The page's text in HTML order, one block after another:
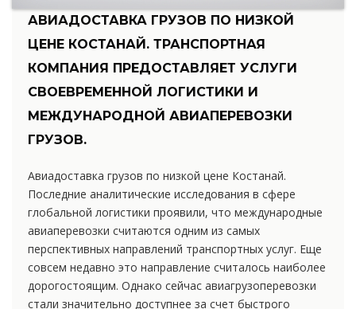
АВИАДОСТАВКА ГРУЗОВ ПО НИЗКОЙ
ЦЕНЕ КОСТАНАЙ. ТРАНСПОРТНАЯ
КОМПАНИЯ ПРЕДОСТАВЛЯЕТ УСЛУГИ
СВОЕВРЕМЕННОЙ ЛОГИСТИКИ И
МЕЖДУНАРОДНОЙ АВИАПЕРЕВОЗКИ
ГРУЗОВ.
Авиадоставка грузов по низкой цене Костанай.
Последние аналитические исследования в сфере
глобальной логистики проявили, что международные
авиаперевозки считаются одним из самых
перспективных направлений транспортных услуг. Еще
совсем недавно это направление считалось наиболее
дорогостоящим. Однако сейчас авиагрузоперевозки
стали значительно доступнее за счет быстрого